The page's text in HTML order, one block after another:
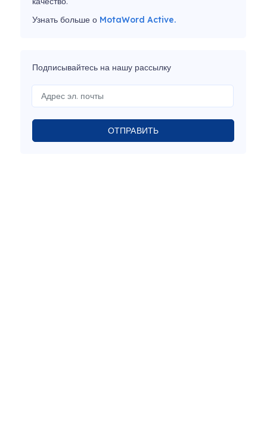
Узнать больше о MotaWord Active.
Подписывайтесь на нашу рассылку
ОТПРАВИТЬ